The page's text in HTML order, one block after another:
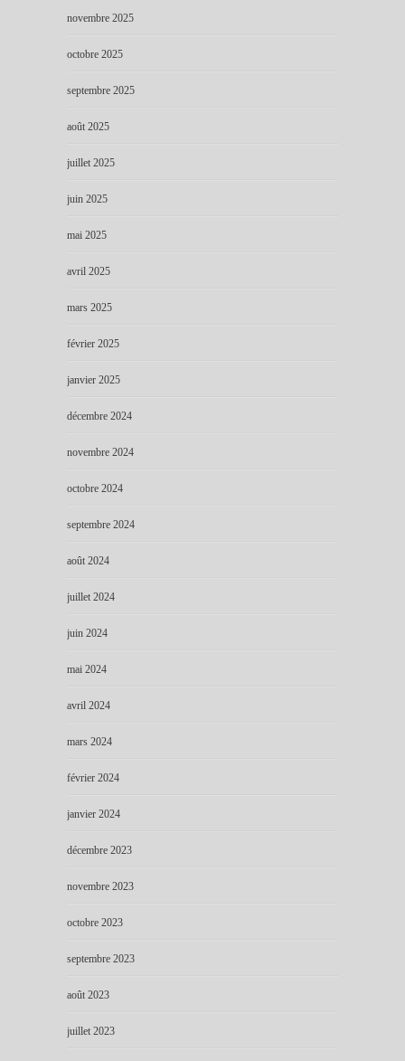
novembre 2025
octobre 2025
septembre 2025
août 2025
juillet 2025
juin 2025
mai 2025
avril 2025
mars 2025
février 2025
janvier 2025
décembre 2024
novembre 2024
octobre 2024
septembre 2024
août 2024
juillet 2024
juin 2024
mai 2024
avril 2024
mars 2024
février 2024
janvier 2024
décembre 2023
novembre 2023
octobre 2023
septembre 2023
août 2023
juillet 2023